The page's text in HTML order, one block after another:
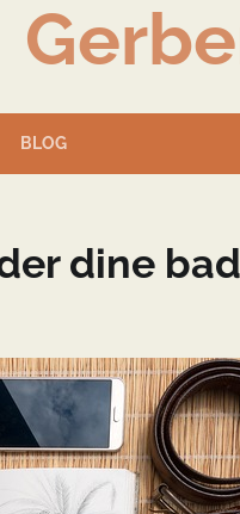
BLOG
dine